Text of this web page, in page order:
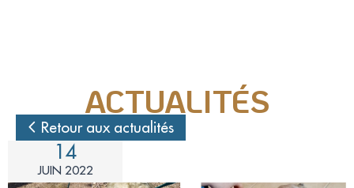
Mécénat d'entreprise
Enquêteur
Familles d'accueil
ACTUALITÉS
Retour aux actualités
14
JUIN 2022